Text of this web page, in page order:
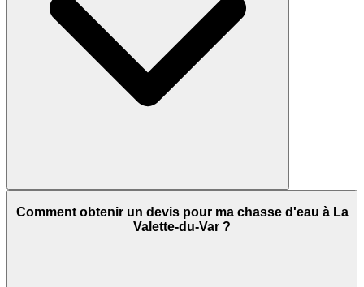
Comment obtenir un devis pour ma chasse d'eau à La
Valette-du-Var ?